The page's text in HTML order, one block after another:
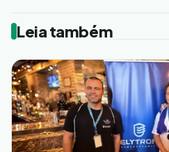
Leia também